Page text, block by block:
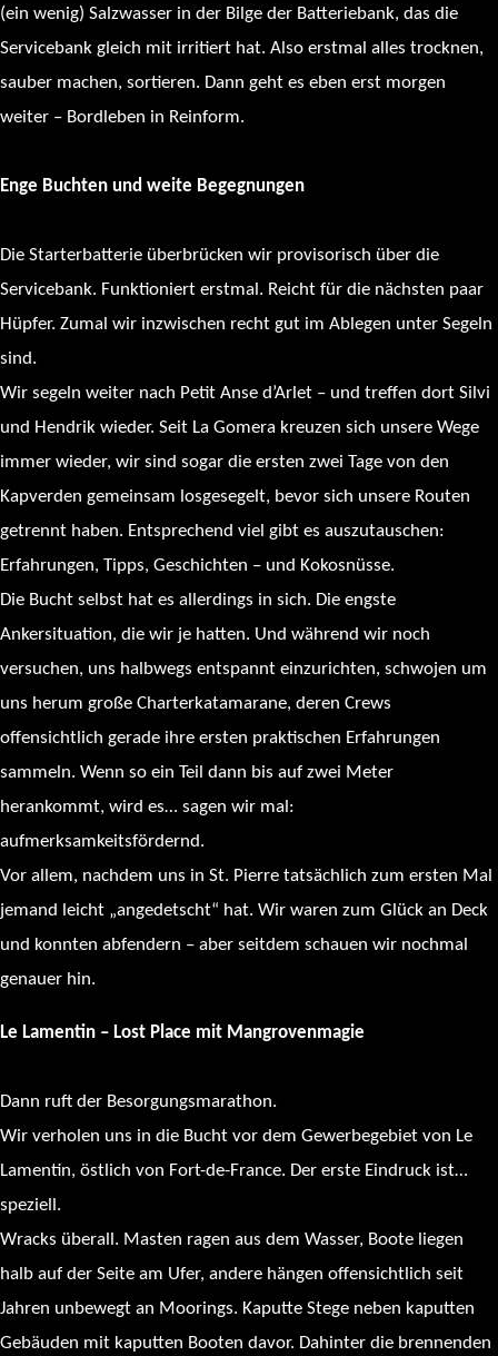
(ein wenig) Salzwasser in der Bilge der Batteriebank, das die
Servicebank gleich mit irritiert hat. Also erstmal alles trocknen,
sauber machen, sortieren. Dann geht es eben erst morgen
weiter – Bordleben in Reinform.
Enge Buchten und weite Begegnungen
Die Starterbatterie überbrücken wir provisorisch über die
Servicebank. Funktioniert erstmal. Reicht für die nächsten paar
Hüpfer. Zumal wir inzwischen recht gut im Ablegen unter Segeln
sind.
Wir segeln weiter nach Petit Anse d’Arlet – und treffen dort Silvi
und Hendrik wieder. Seit La Gomera kreuzen sich unsere Wege
immer wieder, wir sind sogar die ersten zwei Tage von den
Kapverden gemeinsam losgesegelt, bevor sich unsere Routen
getrennt haben. Entsprechend viel gibt es auszutauschen:
Erfahrungen, Tipps, Geschichten – und Kokosnüsse.
Die Bucht selbst hat es allerdings in sich. Die engste
Ankersituation, die wir je hatten. Und während wir noch
versuchen, uns halbwegs entspannt einzurichten, schwojen um
uns herum große Charterkatamarane, deren Crews
offensichtlich gerade ihre ersten praktischen Erfahrungen
sammeln. Wenn so ein Teil dann bis auf zwei Meter
herankommt, wird es… sagen wir mal:
aufmerksamkeitsfördernd.
Vor allem, nachdem uns in St. Pierre tatsächlich zum ersten Mal
jemand leicht „angedetscht“ hat. Wir waren zum Glück an Deck
und konnten abfendern – aber seitdem schauen wir nochmal
genauer hin.
Le Lamentin – Lost Place mit Mangrovenmagie
Dann ruft der Besorgungsmarathon.
Wir verholen uns in die Bucht vor dem Gewerbegebiet von Le
Lamentin, östlich von Fort-de-France. Der erste Eindruck ist…
speziell.
Wracks überall. Masten ragen aus dem Wasser, Boote liegen
halb auf der Seite am Ufer, andere hängen offensichtlich seit
Jahren unbewegt an Moorings. Kaputte Stege neben kaputten
Gebäuden mit kaputten Booten davor. Dahinter die brennenden